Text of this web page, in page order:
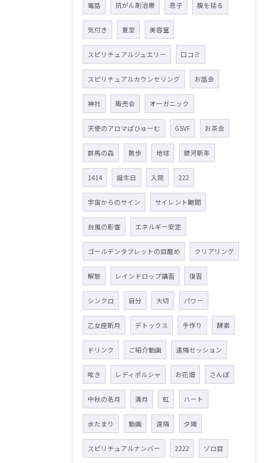
電話 抗がん剤治療 息子 腹を括る
気付き 夏至 美容室
スピリチュアルジュエリー 口コミ
スピリチュアルカウンセリング お話会
神社 販売会 オーガニック
天使のアロマぱひゅーむ GSVF お茶会
群馬の森 散歩 地球 銀河新年
1414 誕生日 入院 222
宇宙からのサイン サイレント期間
台風の影響 エネルギー安定
ゴールデンタブレットの目醒め クリアリング
解放 レインドロップ講習 復習
シンクロ 自分 大切 パワー
乙女座新月 デトックス 手作り 酵素
ドリンク ご紹介動画 遠隔セッション
呟き レディポルシャ お花畑 さんぽ
中秋の名月 満月 虹 ハート
水たまり 動画 遠隔 夕陽
スピリチュアルナンバー 2222 ゾロ目